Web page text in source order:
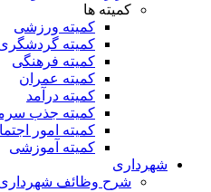
کمیته ها
کمیته ورزشی
کمیته
کمیته فرهنگی
کمیته عمران
کمیته درآمد
کمیته جذب
کمیته امور
کمیته آموزشی
شهرداری
شرح وظائف